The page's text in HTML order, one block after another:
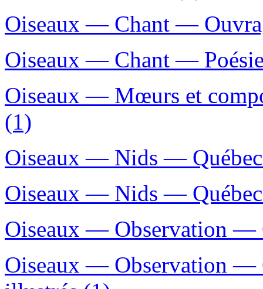
Oiseaux — Chant —
Oiseaux — Chant —
Oiseaux — Mœurs et
(1)
Oiseaux — Nids —
Oiseaux — Nids —
Oiseaux — Observation —
Oiseaux — Observation —